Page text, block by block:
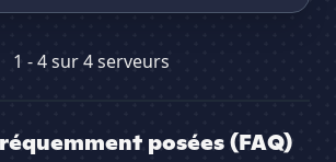
1 - 4 sur 4 serveurs
posées (FAQ)